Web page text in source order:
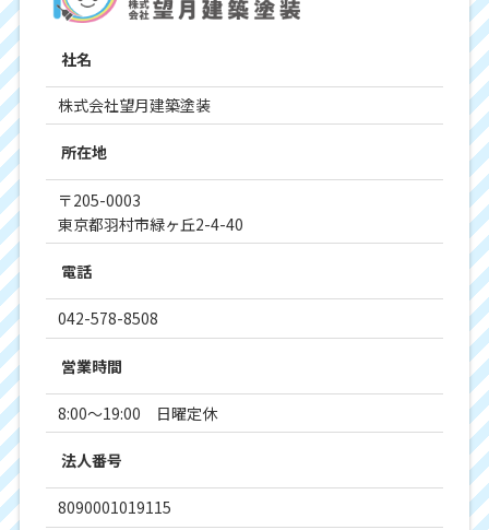
社名
株式会社望月建築塗装
所在地
〒205-0003
東京都羽村市緑ヶ丘2-4-40
電話
042-578-8508
営業時間
8:00～19:00 日曜定休
法人番号
8090001019115